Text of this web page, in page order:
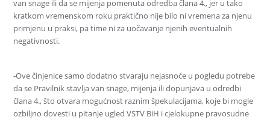
van snage ili da se mijenja pomenuta odredba člana 4., jer u tako
kratkom vremenskom roku praktično nije bilo ni vremena za njenu
primjenu u praksi, pa time ni za uočavanje njenih eventualnih
negativnosti.
-Ove činjenice samo dodatno stvaraju nejasnoće u pogledu potrebe
da se Pravilnik stavlja van snage, mijenja ili dopunjava u odredbi
člana 4., što otvara mogućnost raznim špekulacijama, koje bi mogle
ozbiljno dovesti u pitanje ugled VSTV BiH i cjelokupne pravosudne